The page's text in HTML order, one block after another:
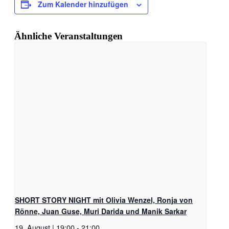
Zum Kalender hinzufügen
Ähnliche Veranstaltungen
SHORT STORY NIGHT mit Olivia Wenzel, Ronja von
Rönne, Juan Guse, Muri Darida und Manik Sarkar